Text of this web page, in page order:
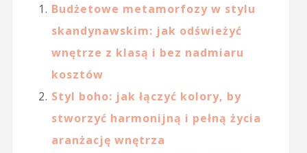
Budżetowe metamorfozy w stylu
skandynawskim: jak odświeżyć
wnętrze z klasą i bez nadmiaru
kosztów
Styl boho: jak łączyć kolory, by
stworzyć harmonijną i pełną życia
aranżację wnętrza